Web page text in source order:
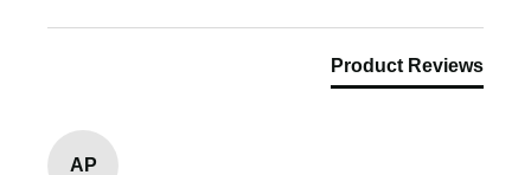
Product Reviews
AP